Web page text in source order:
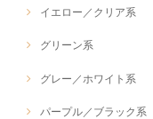
イエロー／クリア系
グリーン系
グレー／ホワイト系
パープル／ブラック系